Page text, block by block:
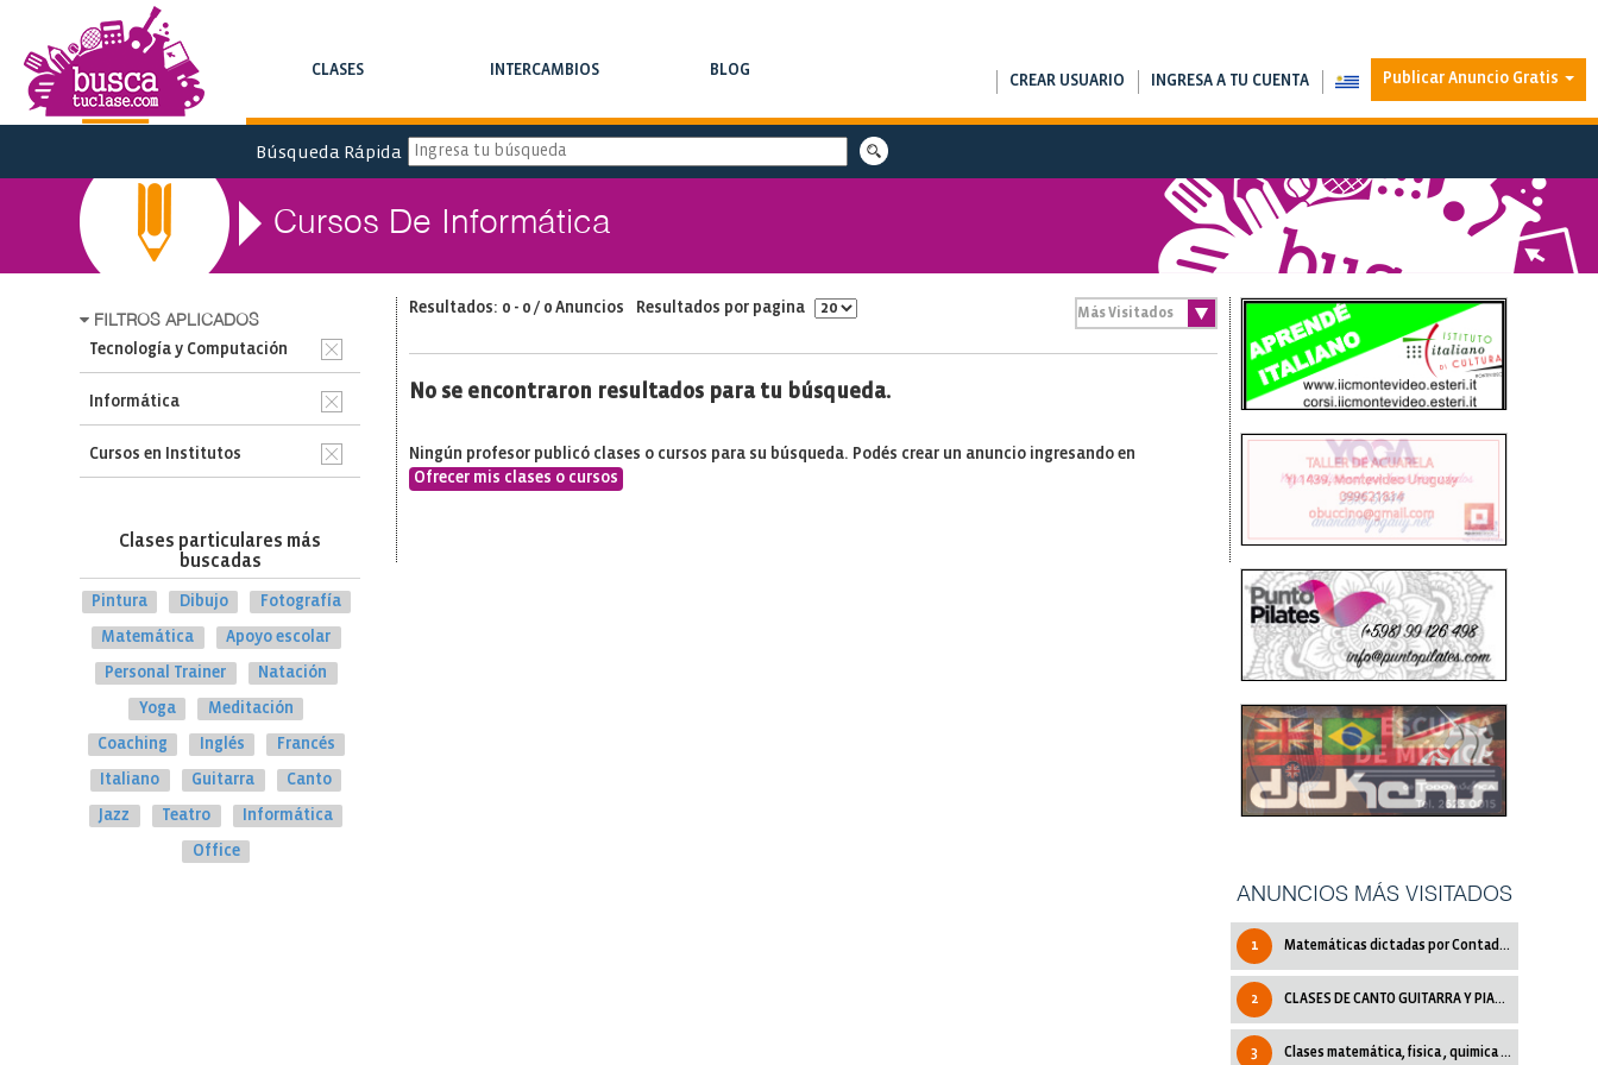
CLASES INTERCAMBIOS BLOG
Publicar Anuncio Gratis
CREAR USUARIO INGRESA A TU CUENTA
Búsqueda Rápida
Cursos De Informática
FILTROS APLICADOS
Tecnología y Computación
Informática
Cursos en Institutos
Clases particulares más
buscadas
Pintura Dibujo Fotografía
Matemática Apoyo escolar
Personal Trainer Natación
Yoga Meditación
Coaching Inglés Francés
Italiano Guitarra Canto
Jazz Teatro Informática
Office
Resultados: 0 - 0 / 0 Anuncios Resultados por pagina
No se encontraron resultados para tu búsqueda.
Ningún profesor publicó clases o cursos para su búsqueda. Podés crear un anuncio ingresando en
Ofrecer mis clases o cursos
ANUNCIOS MÁS VISITADOS
1 Matemáticas dictadas por Contadora Pública
2 CLASES DE CANTO GUITARRA Y PIANO.
3 Clases matemática, fisica , quimica y mas